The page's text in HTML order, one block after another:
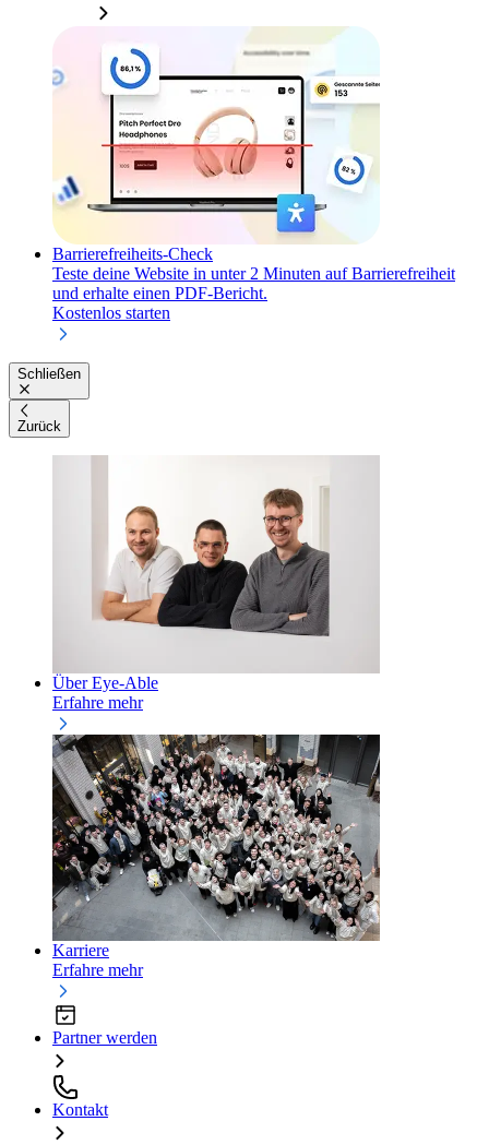
Barrierefreiheits-Check
Teste deine Website in unter 2 Minuten auf Barrierefreiheit
und erhalte einen PDF-Bericht.
Kostenlos starten
Schließen
Zurück
Über Eye-Able
Erfahre mehr
Karriere
Erfahre mehr
Partner werden
Kontakt